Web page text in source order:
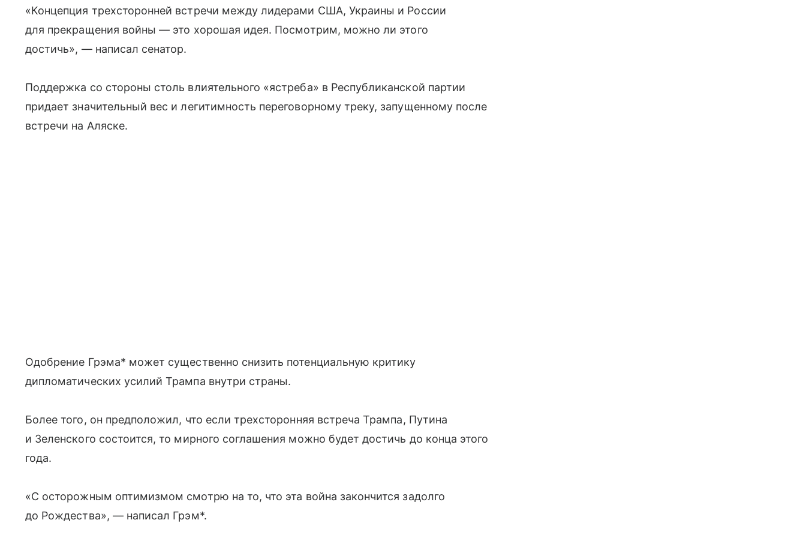
«Концепция трехсторонней встречи между лидерами США, Украины и России
для прекращения войны — это хорошая идея. Посмотрим, можно ли этого
достичь», — написал сенатор.
Поддержка со стороны столь влиятельного «ястреба» в Республиканской партии
придает значительный вес и легитимность переговорному треку, запущенному после
встречи на Аляске.
Одобрение Грэма* может существенно снизить потенциальную критику
дипломатических усилий Трампа внутри страны.
Более того, он предположил, что если трехсторонняя встреча Трампа, Путина
и Зеленского состоится, то мирного соглашения можно будет достичь до конца этого
года.
«С осторожным оптимизмом смотрю на то, что эта война закончится задолго
до Рождества», — написал Грэм*.